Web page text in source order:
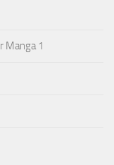
Manga 1